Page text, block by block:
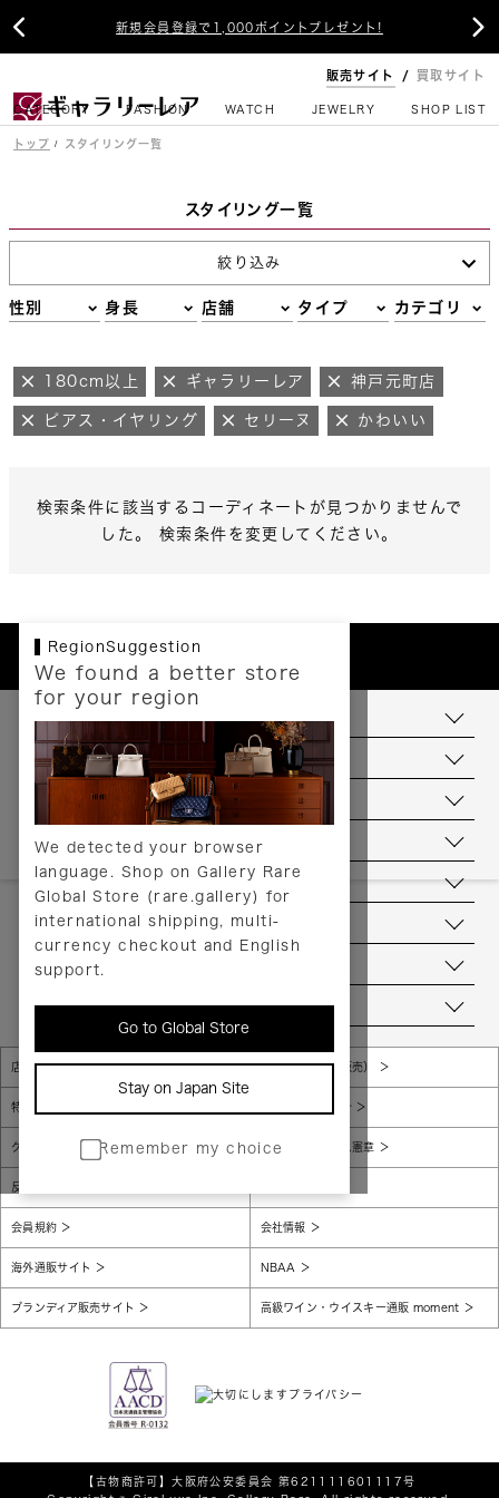
新規会員登録で1,000ポイントプレゼント!
 
販売サイト 買取サイト
CATEGORY FASHION WATCH JEWELRY SHOP LIST
トップ スタイリング一覧
スタイリング一覧
絞り込み
性別 身長 店舗 タイプ カテゴリ
180cm以上 ギャラリーレア 神戸元町店
ピアス・イヤリング セリーヌ かわいい
検索条件に該当するコーディネートが見つかりませんで
した。 検索条件を変更してください。
RegionSuggestion
We found a better store
for your region
We detected your browser
language. Shop on Gallery Rare
Global Store (rare.gallery) for
international shipping, multi-
currency checkout and English
support.
Go to Global Store
Stay on Japan Site
Remember my choice
お支払いについて
配送について
送料について
返品について
ヘルプ
お問い合わせ
当店について
店舗一覧 販売規約（店頭販売）
特定商取引法に基づく表示 個人情報保護方針
グローバルプライバシーポリシー コンプライアンス憲章
反社会的勢力に対する基本方針
会員規約 会社情報
海外通販サイト NBAA
ブランディア販売サイト 高級ワイン・ウイスキー通販 moment
【古物商許可】大阪府公安委員会 第621111601117号